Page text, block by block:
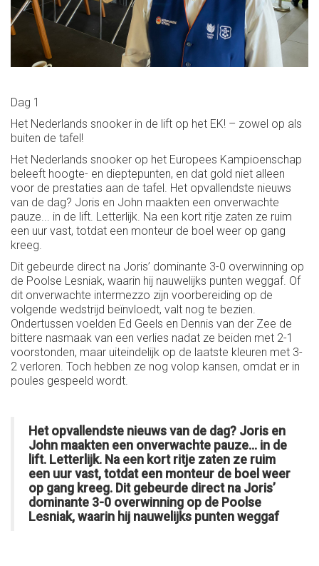
Dag 1
Het Nederlands snooker in de lift op het EK! – zowel op als
buiten de tafel!
Het Nederlands snooker op het Europees Kampioenschap
beleeft hoogte- en dieptepunten, en dat gold niet alleen
voor de prestaties aan de tafel. Het opvallendste nieuws
van de dag? Joris en John maakten een onverwachte
pauze... in de lift. Letterlijk. Na een kort ritje zaten ze ruim
een uur vast, totdat een monteur de boel weer op gang
kreeg.
Dit gebeurde direct na Joris’ dominante 3-0 overwinning op
de Poolse Lesniak, waarin hij nauwelijks punten weggaf. Of
dit onverwachte intermezzo zijn voorbereiding op de
volgende wedstrijd beïnvloedt, valt nog te bezien.
Ondertussen voelden Ed Geels en Dennis van der Zee de
bittere nasmaak van een verlies nadat ze beiden met 2-1
voorstonden, maar uiteindelijk op de laatste kleuren met 3-
2 verloren. Toch hebben ze nog volop kansen, omdat er in
poules gespeeld wordt.
Het opvallendste nieuws van de dag? Joris en
John maakten een onverwachte pauze... in de
lift. Letterlijk. Na een kort ritje zaten ze ruim
een uur vast, totdat een monteur de boel weer
op gang kreeg. Dit gebeurde direct na Joris’
dominante 3-0 overwinning op de Poolse
Lesniak, waarin hij nauwelijks punten weggaf